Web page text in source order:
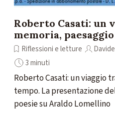
Roberto Casati: un
memoria,
Riflessioni e letture
3 minuti
Roberto Casati: un viaggio
tempo. La presentazione
poesie su Araldo Lomellino